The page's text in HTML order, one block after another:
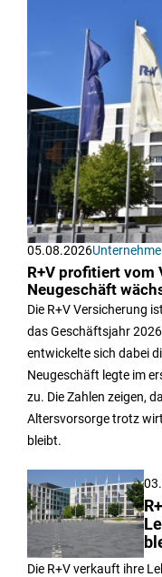
05.08.2026
R+V profitiert vom
Neugeschäft
Die R+V Versicherung
das Geschäftsjahr
entwickelte sich dabei
Neugeschäft legte im
zu. Die Zahlen zeigen,
Altersvorsorge trotz
bleibt.
Die R+V verkauft ihre